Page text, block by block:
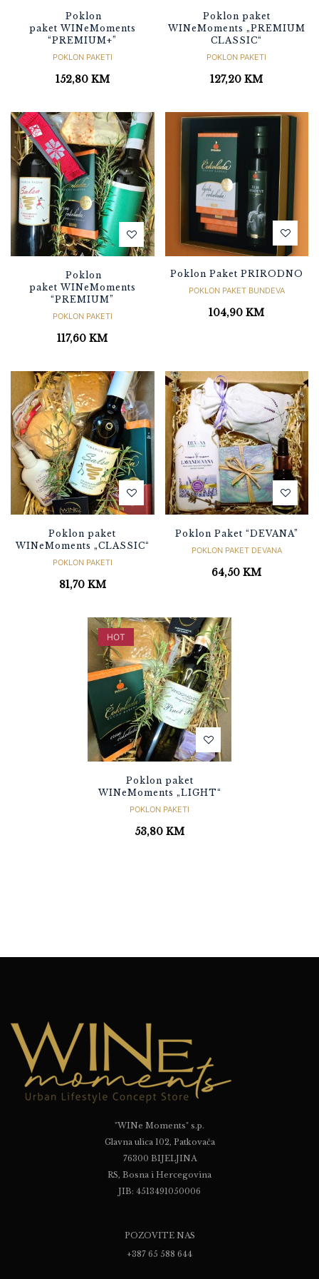
Poklon
paket WINeMoments
“PREMIUM+”
POKLON PAKETI
152,80 KM
Poklon paket
WINeMoments „PREMIUM
CLASSIC“
POKLON PAKETI
127,20KM
Poklon
paket WINeMoments
“PREMIUM”
POKLON PAKETI
117,60KM
Poklon Paket PRIRODNO
POKLON PAKET BUNDEVA
104,90KM
Poklon paket
WINeMoments „CLASSIC“
POKLON PAKETI
81,70 KM
Poklon Paket “DEVANA”
POKLON PAKET DEVANA
64,50KM
HOT
Poklon paket
WINeMoments „LIGHT“
POKLON PAKETI
53,80 KM
"WINe Moments" s.p.
Glavna ulica 102, Patkovača
76300 BIJELJINA
RS, Bosna i Hercegovina
JIB: 4513491050006
POZOVITE NAS
+387 65 588 644